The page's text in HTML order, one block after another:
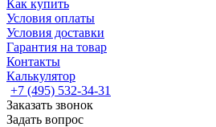
Как купить
Условия оплаты
Условия доставки
Гарантия на товар
Контакты
Калькулятор
+7 (495) 532‑34‑31
Заказать звонок
Задать вопрос